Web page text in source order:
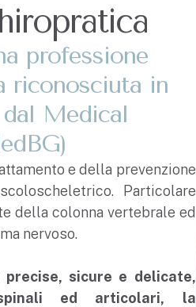
professione
riconosciuta in
Medical
e della prevenzione
Particolare
della colonna vertebrale ed
nervoso.
sicure e delicate,
ed articolari, la